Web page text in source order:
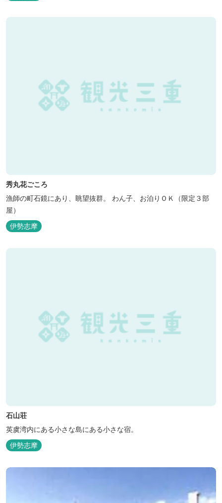
秀丸花ごころ
漁師の町石鏡にあり、眺望抜群。 わん子、お泊りＯＫ（限定３部
屋）
伊勢志摩
石山荘
英虞湾内にある小さな島にある小さな宿。
伊勢志摩